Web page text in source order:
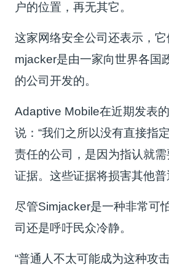
户的位置，再无其它。
这家网络安全公司还表示，
mjacker是由一家向世界各国
的公司开发的。
Adaptive Mobile在近期发表
说：“我们之所以没有直接指
责任的公司，是因为指认就
证据。这些证据将损害其他普
尽管Simjacker是一种非常可
司还是呼吁民众冷静。
“普通人不太可能成为这种攻